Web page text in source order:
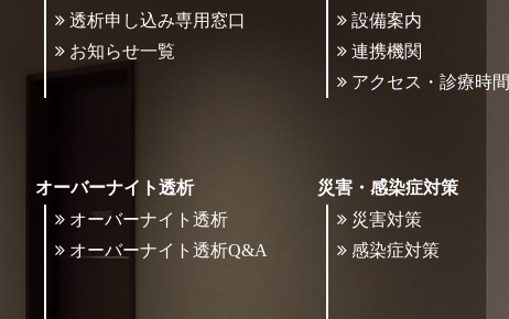
透析申し込み専用窓口
お知らせ一覧
設備案内
連携機関
アクセス・診療時間
オーバーナイト透析
オーバーナイト透析
オーバーナイト透析Q&A
災害・感染症対策
災害対策
感染症対策